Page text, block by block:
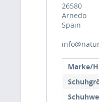
26580
Arnedo
Spain
Marke/